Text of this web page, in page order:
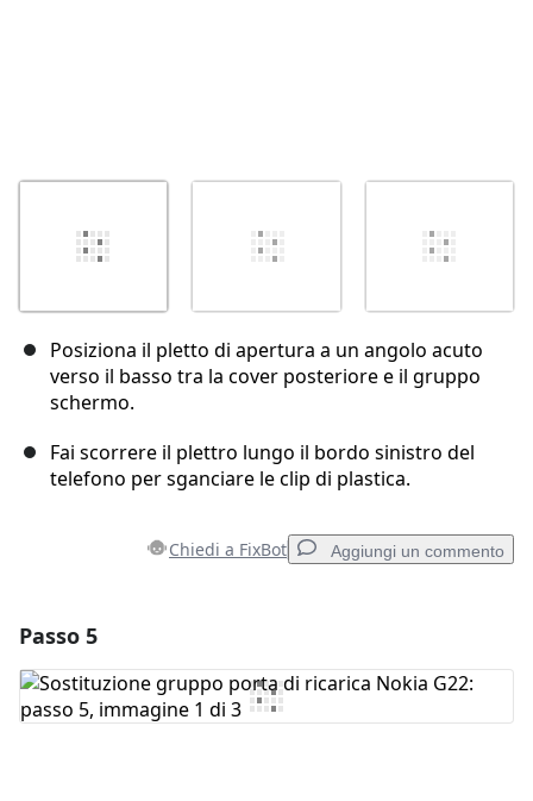
Posiziona il pletto di apertura a un angolo acuto
verso il basso tra la cover posteriore e il gruppo
schermo.
Fai scorrere il plettro lungo il bordo sinistro del
telefono per sganciare le clip di plastica.
Chiedi a FixBot Aggiungi un commento
Aggiungi Commento
Passo 5